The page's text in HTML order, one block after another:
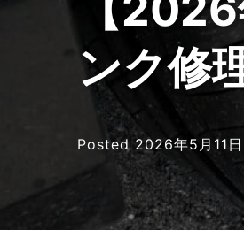
ンク修
Posted2026年5月11日